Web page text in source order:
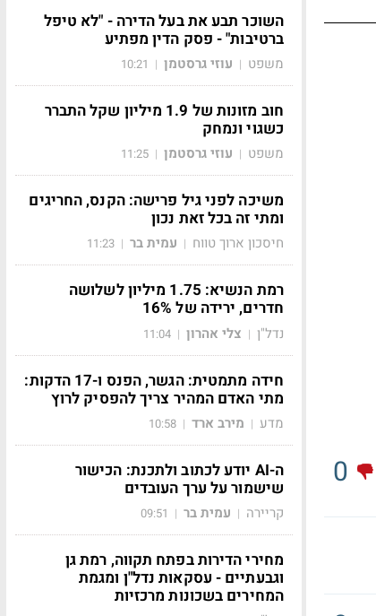
0
השוכר תבע את בעל הדירה - "לא טיפל
ברטיבות" - פסק הדין מפתיע
משפט | עוזי גרסטמן |
10:21
חוב מזונות של 1.9 מיליון שקל התברר
כשגוי ונמחק
משפט | עוזי גרסטמן |
11:25
משיכה לפני גיל פרישה: הקנס, החריגים
ומתי זה בכל זאת נכון
חיסכון ארוך טווח | עמית בר |
11:23
רמת הנשיא: 1.75 מיליון לשלושה
חדרים, ירידה של 16%
נדל"ן | צלי אהרון |
11:04
חידה מתמטית: הגשר, הפנס ו-17 הדקות:
מתי האדם המהיר צריך להפסיק לרוץ
מדע | מירב ארד |
10:58
ה-AI יודע לכתוב ולתכנת: הכישור
שישמור על ערך העובדים
קריירה | עמית בר |
09:51
מחירי הדירות בפתח תקווה, רמת גן
וגבעתיים - עסקאות נדל"ן ומגמת
המחירים בשכונות מרכזיות